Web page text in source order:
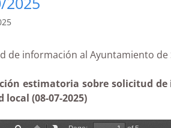
de información al
estimatoria sobre solicitud
local (08-07-2025)